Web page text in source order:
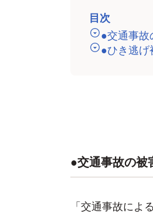
目次
●交通事
●ひき逃げ
●交通事故の被
「交通事故によ